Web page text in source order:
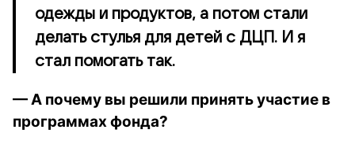
одежды и продуктов, а потом стали
делать стулья для детей с ДЦП. И я
стал помогать так.
— А почему вы решили принять участие в
программах фонда?